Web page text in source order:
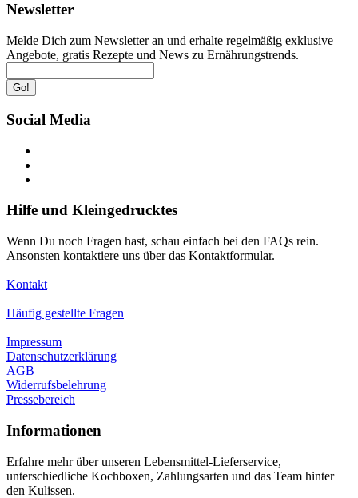
Newsletter
Melde Dich zum Newsletter an und erhalte regelmäßig exklusive
Angebote, gratis Rezepte und News zu Ernährungstrends.
Go!
Social Media
Hilfe und Kleingedrucktes
Wenn Du noch Fragen hast, schau einfach bei den FAQs rein.
Ansonsten kontaktiere uns über das Kontaktformular.
Kontakt
Häufig gestellte Fragen
Impressum
Datenschutzerklärung
AGB
Widerrufsbelehrung
Pressebereich
Informationen
Erfahre mehr über unseren Lebensmittel-Lieferservice,
unterschiedliche Kochboxen, Zahlungsarten und das Team hinter
den Kulissen.